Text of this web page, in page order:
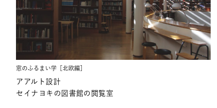
窓のふるまい学［北欧編］
アアルト設計
セイナヨキの図書館の閲覧室